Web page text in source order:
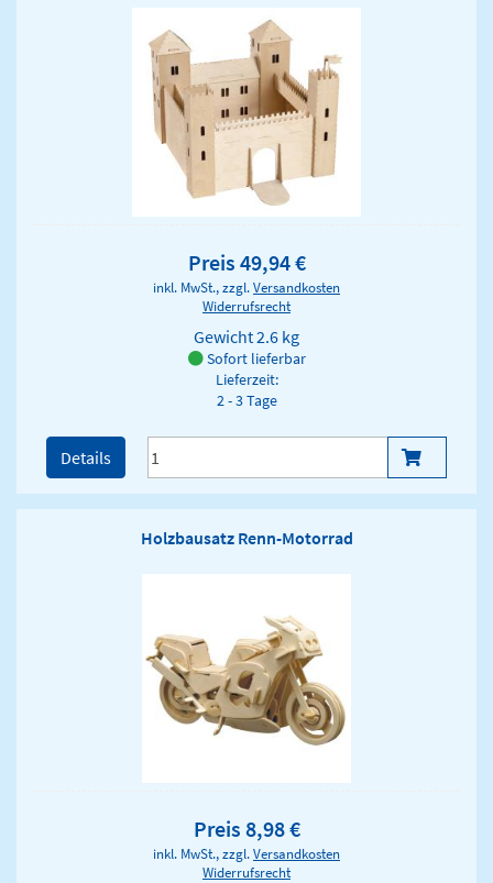
Preis 49,94 €
inkl. MwSt., zzgl.Versandkosten
Widerrufsrecht
Gewicht2.6 kg
Sofort lieferbar
Lieferzeit:
2 - 3 Tage
Details
Holzbausatz Renn-Motorrad
Preis 8,98 €
inkl. MwSt., zzgl.Versandkosten
Widerrufsrecht